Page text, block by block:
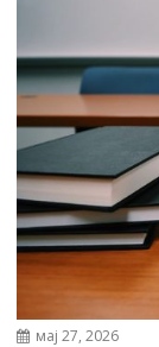
мај 27, 2026